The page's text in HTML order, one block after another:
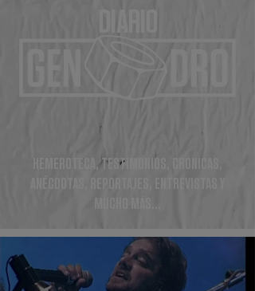
DIARIO
HEMEROTECA, TESTIMONIOS, CRÓNICAS,
ANÉCDOTAS, REPORTAJES, ENTREVISTAS Y